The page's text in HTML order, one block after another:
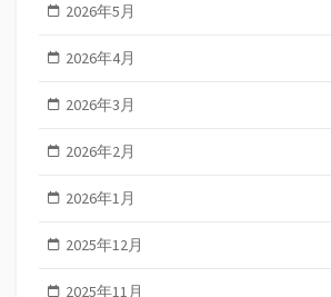
2026年5月
2026年4月
2026年3月
2026年2月
2026年1月
2025年12月
2025年11月